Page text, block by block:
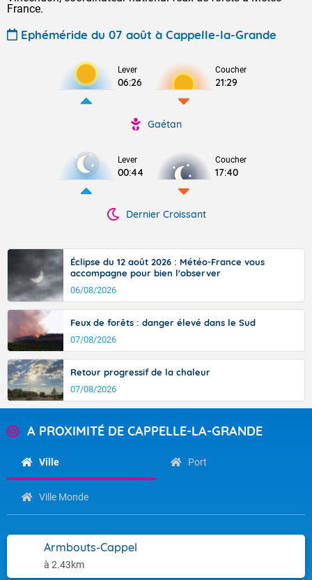
France.
Ephéméride du 07 août à Cappelle-la-Grande
Lever
06:26
Coucher
21:29
Gaétan
Lever
00:44
Coucher
17:40
Dernier Croissant
Éclipse du 12 août 2026 : Météo-France vous
accompagne pour bien l'observer
06/08/2026
Feux de forêts : danger élevé dans le Sud
07/08/2026
Retour progressif de la chaleur
07/08/2026
A PROXIMITÉ DE CAPPELLE-LA-GRANDE
Ville Port
Ville Monde
Armbouts-Cappel
à 2.43km